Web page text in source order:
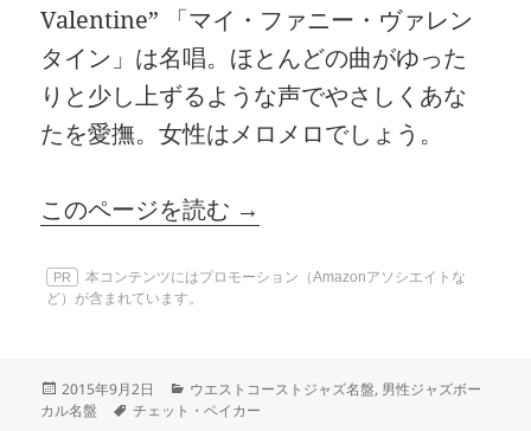
Valentine” 「マイ・ファニー・ヴァレン
タイン」は名唱。ほとんどの曲がゆった
りと少し上ずるような声でやさしくあな
たを愛撫。女性はメロメロでしょう。
このページを読む →
PR
本コンテンツにはプロモーション（Amazonアソシエイトな
ど）が含まれています。
投
稿
2015年9月2日
カ
テ
ウエストコーストジャズ名盤, 男性ジャズボー
カル名盤
タ
チェット・ベイカー